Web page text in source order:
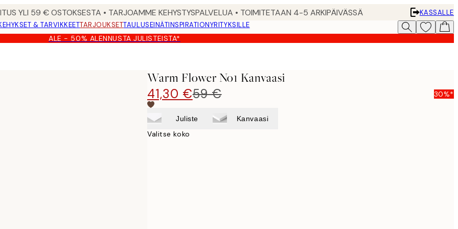
YLI 59 € OSTOKSESTA • TARJOAMME KEHYSTYSPALVELUA • TOIMITETAAN 4-5 ARKIPÄIVÄSSÄ
KASSALLE
& TARVIKKEETTARJOUKSETTAULUSEINÄTINSPIRATIONYRITYKSILLE
ALE - 50% ALENNUSTA JULISTEISTA*
Warm Flower No1 Kanvaasi
41,30 €59 € 30%*
Juliste Kanvaasi
Valitse koko